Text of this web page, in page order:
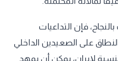
فإن التداعيات
على الصعيدين الداخلي
لإيران، يمكن أن يمهد